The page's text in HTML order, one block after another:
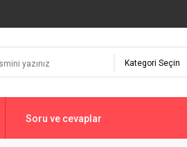
Soru ve cevaplar